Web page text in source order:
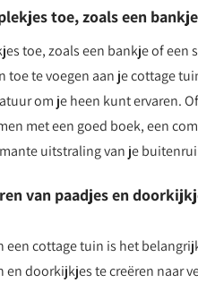
toe, zoals een
toe, zoals een bankje of
toe te voegen aan je cottage
om je heen kunt ervaren.
met een goed boek, een
uitstraling van je
van paadjes en
een cottage tuin is het
en doorkijkjes te creëren naar